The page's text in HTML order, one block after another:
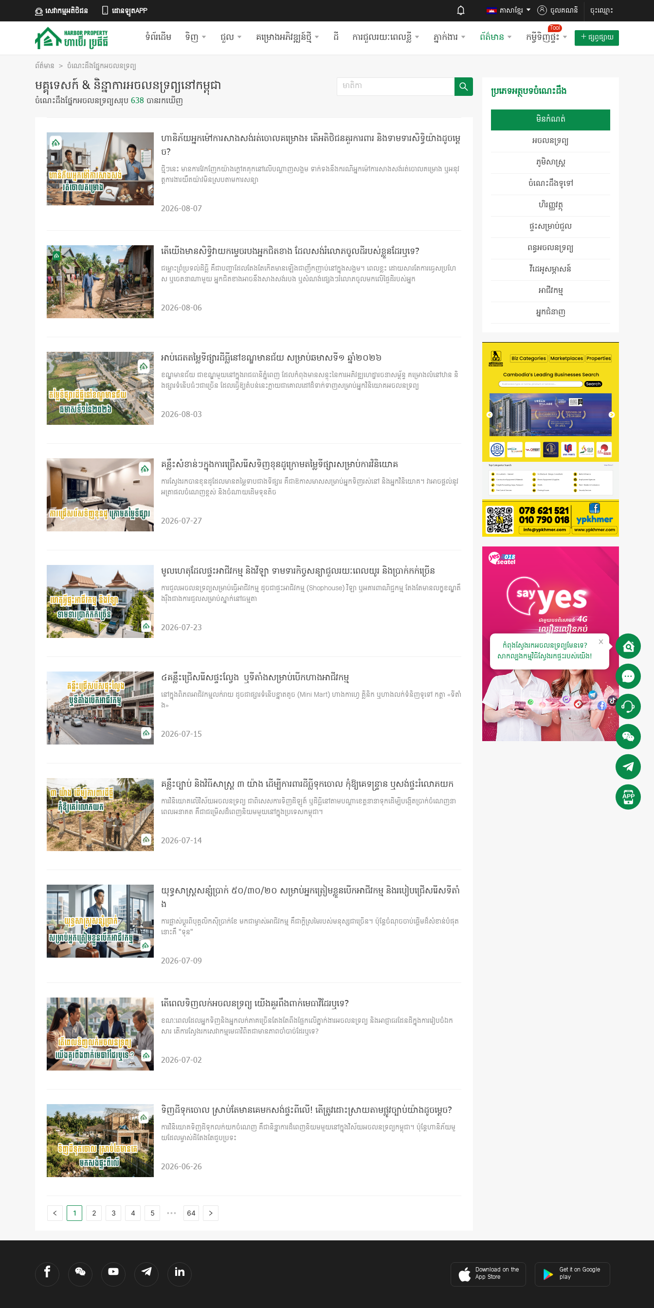
សេវាកម្មអតិថិជន ដោនឡូតAPP ភាសាខ្មែរ ចូលគណនី ចុះឈ្មោះ
ទំព័រដើម ទិញ ជួល គម្រោងអភិវឌ្ឍន៍ថ្មី ដី ការជួលរយៈពេលខ្លី ភ្នាក់ងារ​ ព័ត៌មាន កម្ចីទិញផ្ទះ
Tool
ផ្សព្វផ្សាយ
ព័ត៌មាន > ចំណេះដឹងផ្នែកអចលនទ្រព្យ
មគ្គុទេសក៍ & និន្នាការអចលនទ្រព្យនៅកម្ពុជា
ចំណេះដឹងផ្នែកអចលនទ្រព្យសរុប​ 638 បាន​រក​ឃើញ
ហានិភ័យអ្នកម៉ៅការសាងសង់រត់ចោលគម្រោង៖ តើអតិថិជនគួរការពារ និងទាមទារសិទ្ធិយ៉ាងដូចម្តេ
ច?
ថ្មីៗនេះ មានការវែកញែកយ៉ាងក្តៅគគុកនៅលើបណ្តាញសង្គម ទាក់ទងនឹងករណីអ្នកម៉ៅការសាងសង់រត់ចោលគម្រោង ឬអនុវ
ត្តការងារយឺតយ៉ាវមិនស្របតាមការសន្យា
2026-08-07
តើយើងមានសិទ្ធិវាយកម្ទេចរបងអ្នកជិតខាង ដែលសង់រំលោភចូលដីរបស់ខ្លួនដែរឬទេ?
ជម្លោះព្រំប្រទល់ដីធ្លី គឺជាបញ្ហាដែលតែងតែកើតមានឡើងជាញឹកញាប់នៅក្នុងសង្គម។ ពេលខ្លះ ដោយសារតែការធ្វេសប្រហែ
ស ឬចេតនាណាមួយ អ្នកជិតខាងអាចនឹងសាងសង់របង ឬសំណង់ផ្សេងៗរំលោភចូលមកលើផ្ទៃដីរបស់អ្នក
2026-08-06
អាប់ដេតតម្លៃទីផ្សារដីធ្លីនៅខណ្ឌមានជ័យ សម្រាប់ឆមាសទី១ ឆ្នាំ២០២៦
ខណ្ឌមានជ័យ ជាខណ្ឌមួយនៅក្នុងរាជធានីភ្នំពេញ ដែលកំពុងមានសន្ទុះនៃការអភិវឌ្ឍហេដ្ឋារចនាសម្ព័ន្ធ គម្រោងលំនៅឋាន និ
ងផ្សារទំនើបធំៗជាច្រើន ដែលធ្វើឱ្យតំបន់នេះក្លាយជាគោលដៅដ៏ទាក់ទាញសម្រាប់អ្នកវិនិយោគអចលនទ្រព្យ
2026-08-03
គន្លឹះសំខាន់ៗក្នុងការជ្រើសរើសទិញខុនដូក្រោមតម្លៃទីផ្សារសម្រាប់ការវិនិយោគ
ការស្វែងរកបានខុនដូដែលមានតម្លៃទាបជាងទីផ្សារ គឺជាឱកាសមាសសម្រាប់អ្នកទិញរស់នៅ និងអ្នកវិនិយោគ។ វាអាចផ្តល់នូវ
អត្រាផលចំណេញខ្ពស់ និងចំណាយដើមទុនតិច
2026-07-27
មូលហេតុដែលផ្ទះអាជីវកម្ម និងវីឡា ទាមទារកិច្ចសន្យាជួលរយៈពេលយូរ និងប្រាក់កក់ច្រើន
ការជួលអចលនទ្រព្យសម្រាប់ធ្វើអាជីវកម្ម ដូចជាផ្ទះអាជីវកម្ម (Shophouse) វីឡា ឬអគារពាណិជ្ជកម្ម តែងតែមានលក្ខខណ្ឌតឹ
ងរ៉ឹងជាងការជួលសម្រាប់ស្នាក់នៅធម្មតា
2026-07-23
៤គន្លឹះជ្រើសរើសផ្ទះល្វែង ឬទីតាំងសម្រាប់បើកហាងអាជីវកម្ម
នៅក្នុងពិភពអាជីវកម្មលក់រាយ ដូចជាផ្សារទំនើបខ្នាតតូច (Mini Mart) ហាងកាហ្វេ គ្លីនិក ឬហាងលក់ទំនិញទូទៅ កត្តា «ទីតាំ
ង»
2026-07-15
គន្លឹះច្បាប់ និងវិធីសាស្ត្រ ៣ យ៉ាង ដើម្បីការពារដីធ្លីទុកចោល កុំឱ្យគេទន្ទ្រាន ឬសង់ផ្ទះរំលោភយក
ការវិនិយោគលើវិស័យអចលនទ្រព្យ ជាពិសេសការទិញដីឡូត៍ ឬដីធ្លីនៅតាមបណ្តាខេត្តនានាទុកដើម្បីបង្កើតប្រាក់ចំណេញនា
ពេលអនាគត គឺជាជម្រើសដ៏ពេញនិយមមួយនៅក្នុងប្រទេសកម្ពុជា។
2026-07-14
យុទ្ធសាស្ត្រសន្សំប្រាក់ ៥០/៣០/២០ សម្រាប់អ្នកត្រៀមខ្លួនបើកអាជីវកម្ម និងរបៀបជ្រើសរើសទីតាំ
ង
ការផ្លាស់ប្តូរពីបុគ្គលិកស៊ីប្រាក់ខែ មកជាម្ចាស់អាជីវកម្ម គឺជាក្តីស្រមៃរបស់មនុស្សជាច្រើន។ ប៉ុន្តែចំណុចចាប់ផ្តើមដ៏សំខាន់បំផុត
នោះគឺ "ទុន"
2026-07-09
តើពេលទិញលក់អចលនទ្រព្យ យើងគួរពឹងពាក់មេធាវីដែរឬទេ?
ខណៈពេលដែលអ្នកទិញនិងអ្នកលក់ភាគច្រើនតែងតែពឹងផ្អែកលើភ្នាក់ងារអចលនទ្រព្យ និងអាជ្ញាធរដែនដីក្នុងការរៀបចំឯក
សារ តើការស្វែងរកសេវាកម្មមេធាវីពិតជាមានភាពចាំបាច់ដែរឬទេ?
2026-07-02
ទិញដីទុកចោល ស្រាប់តែមានគេមកសង់ផ្ទះពីលើ! តើត្រូវដោះស្រាយតាមផ្លូវច្បាប់យ៉ាងដូចម្តេច?
ការវិនិយោគទិញដីទុកលក់យកចំណេញ គឺជានិន្នាការដ៏ពេញនិយមមួយនៅក្នុងវិស័យអចលនទ្រព្យកម្ពុជា។ ប៉ុន្តែហានិភ័យមួ
យដែលម្ចាស់ដីតែងតែជួបប្រទះ
2026-06-26
1 2 3 4 5 ••• 64
ប្រភេទអត្ថបទចំណេះដឹង
មិនកំណត់
អចលនទ្រព្យ
ភូមិសាស្រ្ត
ចំណេះដឹងទូទៅ
ហិរញ្ញវត្ថុ
ផ្ទះសម្រាប់ជួល
ពន្ធអចលនទ្រព្យ
វីដេអូសម្ភាសន៍
អាជីវកម្ម
អ្នកជំនាញ
Download on the
App Store
Get it on Google
play
កំពុងស្វែងរកអចលនទ្រព្យមែនទេ?
សាកល្បងកម្មវិធីស្វែងរកផ្ទះរបស់យើង!